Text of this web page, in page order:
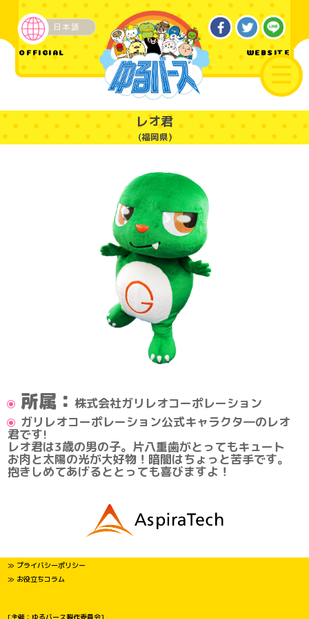
OFFICIAL WEBSITE
日本語
企業・その他
レオ君
(福岡県)
所属： 株式会社ガリレオコーポレーション
ガリレオコーポレーション公式キャラクタ―のレオ
君です!
レオ君は3歳の男の子。片八重歯がとってもキュート
お肉と太陽の光が大好物！暗闇はちょっと苦手です。
抱きしめてあげるととっても喜びますよ！
≫ プライバシーポリシー
≫ お役立ちコラム
[主催：ゆるバース製作委員会]